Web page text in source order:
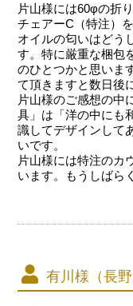
片山様には60φの折
チェアーC（特注）
オイルの匂いはどう
す。特に厳重な梱包
のひとつかと思いま
て頂きますと数日後
片山様のご感想の中
具」は「洋の中にも
識してデザインして
いです。
片山様には特注のカ
います。もうしばら
有川様（長野